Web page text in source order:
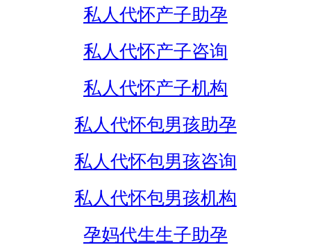
私人代怀产子助孕
私人代怀产子咨询
私人代怀产子机构
私人代怀包男孩助孕
私人代怀包男孩咨询
私人代怀包男孩机构
孕妈代生生子助孕